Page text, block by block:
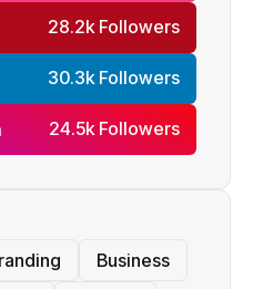
28.2k Followers
30.3k Followers
24.5k Followers
Business